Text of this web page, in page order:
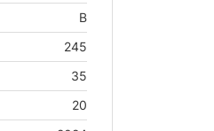
B
245
35
20